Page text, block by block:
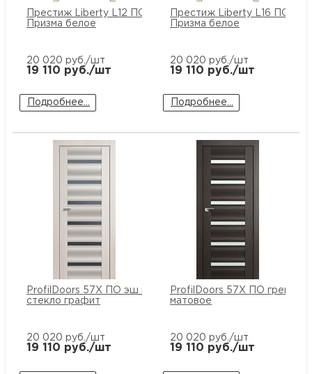
Престиж Liberty L12 ПО стекло
Призма белое
20 020 руб./шт
19 110 руб./шт
Подробнее...
Престиж Liberty L16 ПО
Призма белое
20 020 руб./шт
19 110 руб./шт
Подробнее...
ProfilDoors 57X ПО эш вайт
стекло графит
20 020 руб./шт
19 110 руб./шт
ProfilDoors 57X ПО грей
матовое
20 020 руб./шт
19 110 руб./шт